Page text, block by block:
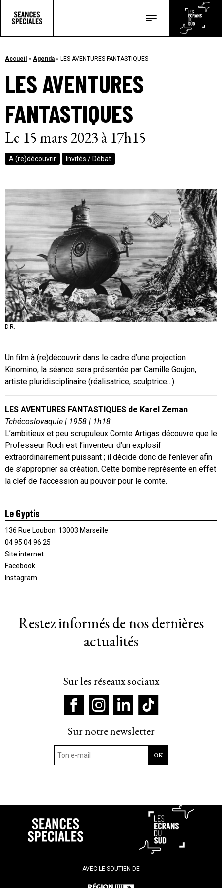
Les articles
Accueil » Agenda » LES AVENTURES FANTASTIQUES
LES AVENTURES
FANTASTIQUES
Le 15 mars 2023 à 17h15
A (re)découvrir Invités / Débat
D.R.
D.R.
D.R.
Un film à (re)découvrir dans le cadre d’une projection
Kinomino, la séance sera présentée par Camille Goujon,
artiste pluridisciplinaire (réalisatrice, sculptrice…).
LES AVENTURES FANTASTIQUES de Karel Zeman
Tchécoslovaquie | 1958 | 1h18
L’ambitieux et peu scrupuleux Comte Artigas découvre que le
Professeur Roch est l’inventeur d’un explosif
extraordinairement puissant ; il décide donc de l’enlever afin
de s’approprier sa création. Cette bombe représente en effet
la clef de l’accession au pouvoir pour le comte.
Le Gyptis
136 Rue Loubon, 13003 Marseille
04 95 04 96 25
Site internet
Facebook
Instagram
Restez informés de nos dernières
actualités
Sur les réseaux sociaux
Sur notre newsletter
AVEC LE SOUTIEN DE